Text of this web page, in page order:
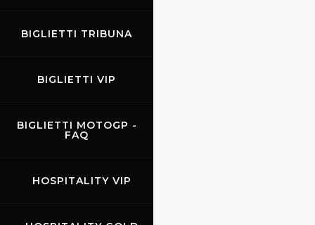
BIGLIETTI TRIBUNA
BIGLIETTI VIP
BIGLIETTI MOTOGP -
FAQ
HOSPITALITY VIP